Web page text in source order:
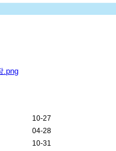
10-27
04-28
10-31